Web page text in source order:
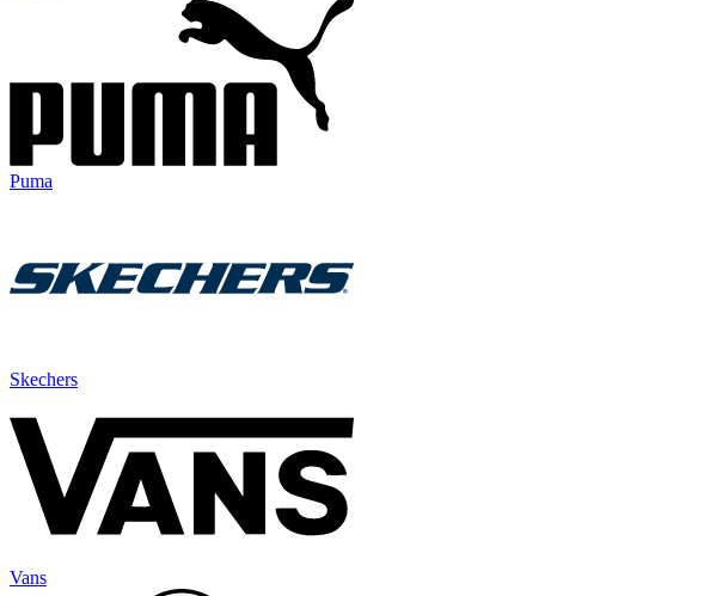
Puma
Skechers
Vans